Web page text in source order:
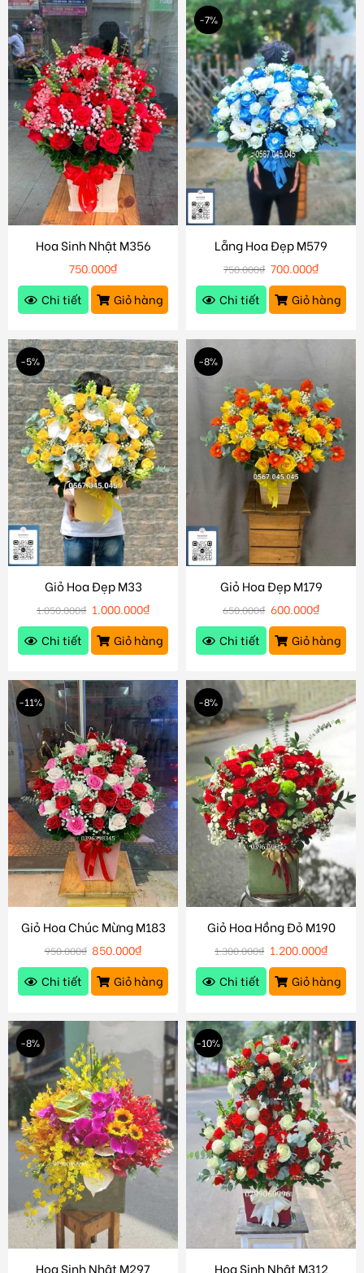
Hoa Sinh Nhật M356
750.000₫
Chi tiết
Giỏ hàng
-7%
Lẵng Hoa Đẹp M579
750.000₫ 700.000₫
Chi tiết
Giỏ hàng
-5%
Giỏ Hoa Đẹp M33
1.050.000₫ 1.000.000₫
Chi tiết
Giỏ hàng
-8%
Giỏ Hoa Đẹp M179
650.000₫ 600.000₫
Chi tiết
Giỏ hàng
-11%
Giỏ Hoa Chúc Mừng M183
950.000₫ 850.000₫
Chi tiết
Giỏ hàng
-8%
Giỏ Hoa Hồng Đỏ M190
1.300.000₫ 1.200.000₫
Chi tiết
Giỏ hàng
-8%
Hoa Sinh Nhật M297
-10%
Hoa Sinh Nhật M312